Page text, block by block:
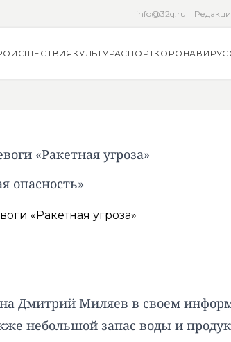
info@32q.ru
КУЛЬТУРАСПОРТКОРОНАВИРУС
«Ракетная угроза»
опасность»
Дмитрий Миляев в своем
небольшой запас воды и